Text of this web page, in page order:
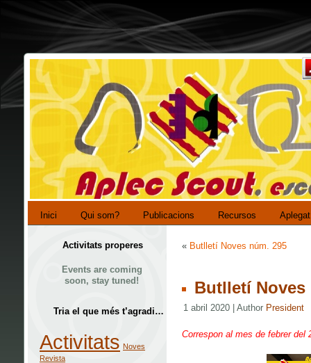
Inici Qui som? Publicacions Recursos
Activitats properes
Events are coming
soon, stay tuned!
Tria el que més t’agradi…
Activitats Noves
Revista
« Butlletí Noves núm. 295
Butlletí Noves
1 abril 2020 | Author President
Correspon al mes de febrer del